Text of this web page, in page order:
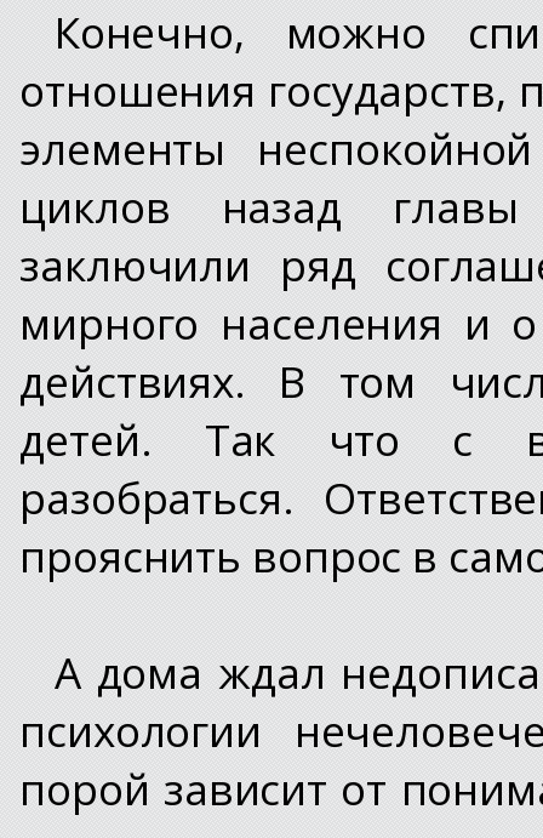
Конечно, можно
отношения
элементы
циклов назад главы
заключили ряд
мирного населения и
действиях. В том
детей. Так что с
разобраться.
прояснить вопрос в
А дома ждал
психологии
порой зависит от